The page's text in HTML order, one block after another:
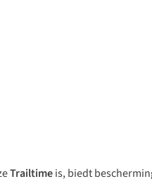
Trailtimeis, biedt